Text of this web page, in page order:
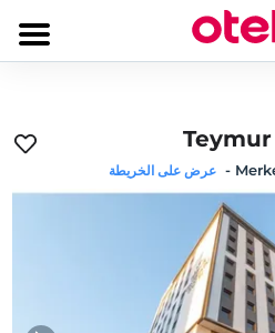
- عرض على الخريطة